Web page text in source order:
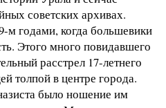
советских архивах.
м годами, когда большевики
Этого много повидавшего
расстрел 17-летнего
толпой в центре города.
было ношение им